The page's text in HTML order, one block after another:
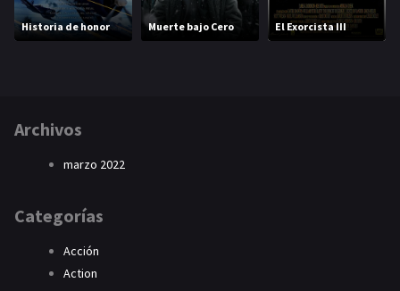
Historia de honor Muerte bajo Cero El Exorcista III
Archivos
marzo 2022
Categorías
Acción
Action